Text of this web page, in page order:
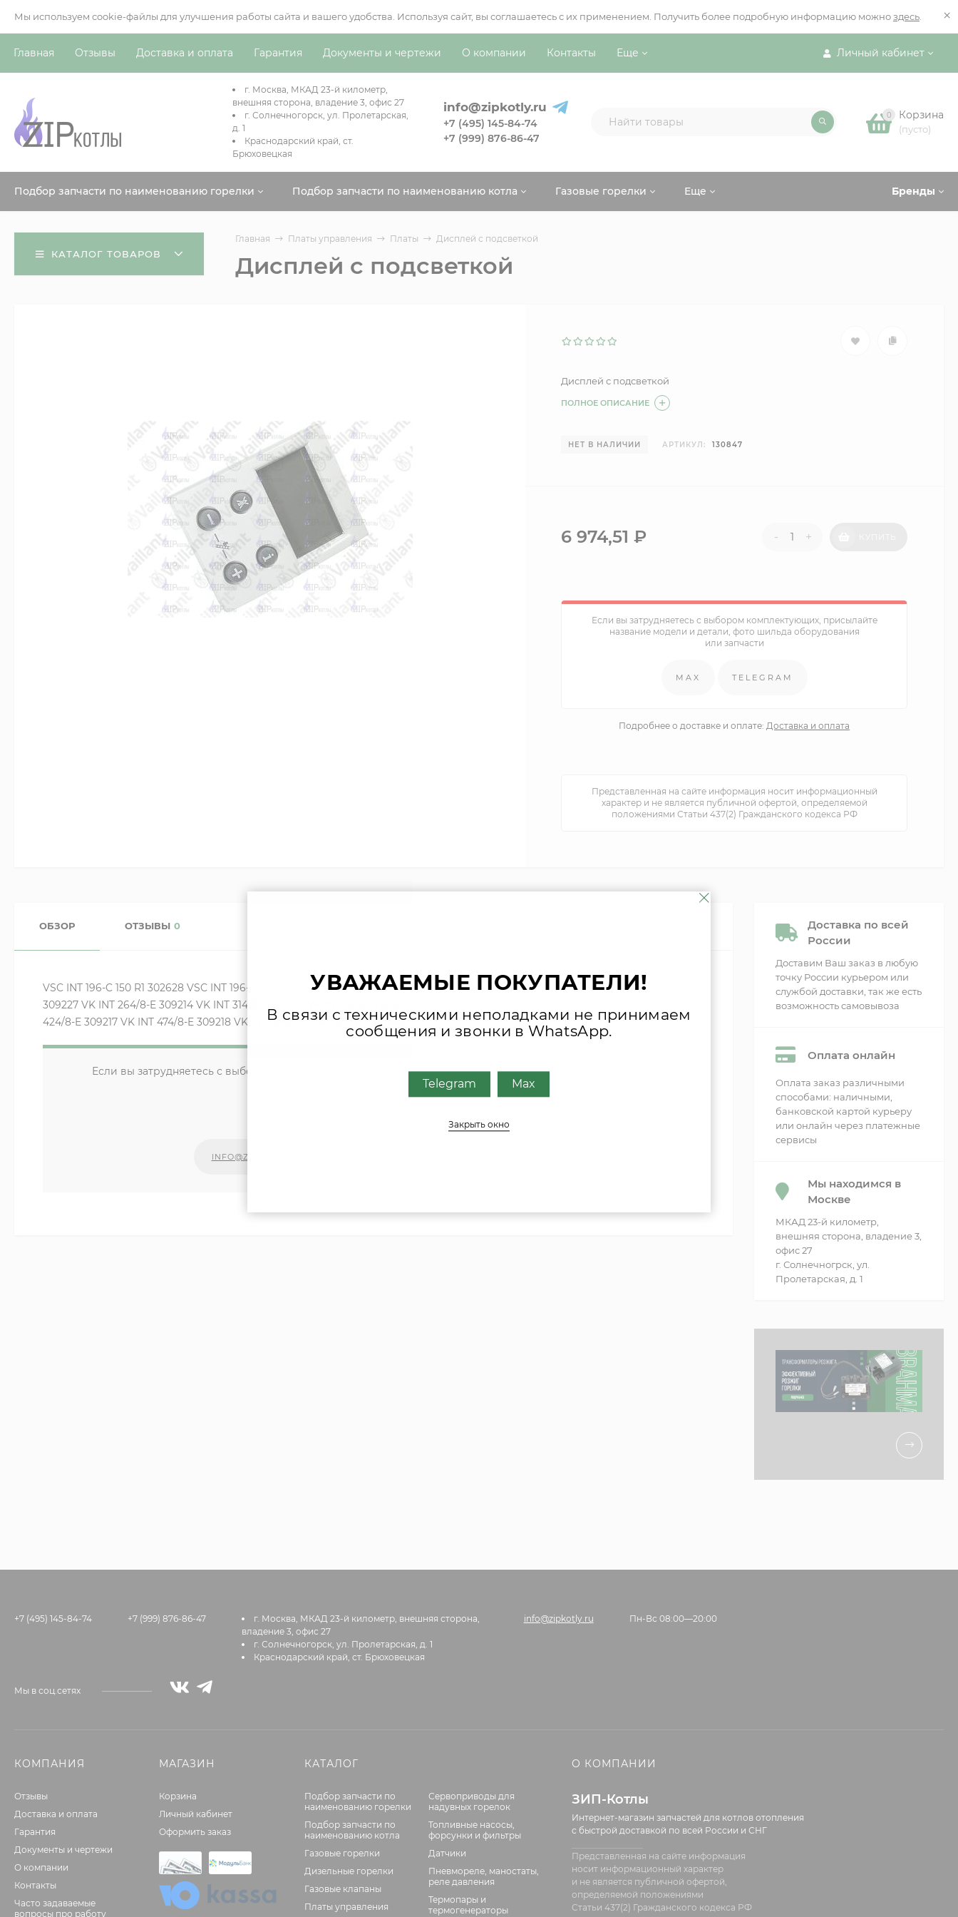
Мы используем cookie-файлы для улучшения работы сайта и вашего удобства. Используя сайт, вы соглашаетесь с их применением. Получить более подробную информацию можно здесь ×
Личный кабинет
Главная Отзывы Доставка и оплата Гарантия Документы и чертежи О компании Контакты Еще
г. Москва, МКАД 23-й километр,
внешняя сторона, владение 3, офис 27
г. Солнечногорск, ул. Пролетарская,
д. 1
Краснодарский край, ст.
Брюховецкая
info@zipkotly.ru
+7 (495) 145-84-74
+7 (999) 876-86-47
0 Корзина
(пусто)
Бренды
Подбор запчасти по наименованию горелки Подбор запчасти по наименованию котла Газовые горелки Еще
КАТАЛОГ ТОВАРОВ
Главная Платы управления Платы Дисплей с подсветкой
Дисплей с подсветкой
Дисплей с подсветкой
ПОЛНОЕ ОПИСАНИЕ
НЕТ В НАЛИЧИИ АРТИКУЛ: 130847
6 974,51₽ - +
Если вы затрудняетесь с выбором комплектующих, присылайте
название модели и детали, фото шильда оборудования
или запчасти
MAX TELEGRAM
Подробнее о доставке и оплате: Доставка и оплата
Представленная на сайте информация носит информационный
характер и не является публичной офертой, определяемой
положениями Статьи 437(2) Гражданского кодекса РФ
ОБЗОР ОТЗЫВЫ 0
VSC INT 196-C 150 R1 302628 VSC INT 196-C 150 R3 VK INT 164/1-5 309226 VK INT 164/8-E 309212 VK INT 214/8-E 309213 VK INT 254/1-5
309227 VK INT 264/8-E 309214 VK INT 314/8-E 309215 VK INT 324/1-5 309228 VK INT 364/8-E 309216 VK INT 414/1-5 309229 VK INT
424/8-E 309217 VK INT 474/8-E 309218 VK INT 484/1-5 309230 VK INT 564/1-5 309231
Если вы затрудняетесь с выбором комплектующих, присылайте фото шильда оборудования или запчасти
удобным для Вас способом
INFO@ZIPKOTLY.RU
Доставка по всей
России
Доставим Ваш заказ в любую
точку России курьером или
службой доставки, так же есть
возможность самовывоза
Оплата онлайн
Оплата заказ различными
способами: наличными,
банковской картой курьеру
или онлайн через платежные
сервисы
Мы находимся в
Москве
МКАД 23-й километр,
внешняя сторона, владение 3,
офис 27
г. Солнечногрск, ул.
Пролетарская, д. 1
+7 (495) 145-84-74 +7 (999) 876-86-47
г. Москва, МКАД 23-й километр, внешняя сторона,
владение 3, офис 27
г. Солнечногорск, ул. Пролетарская, д. 1
Краснодарский край, ст. Брюховецкая
info@zipkotly.ru Пн-Вс 08:00—20:00
Мы в соц.сетях
КОМПАНИЯ
Отзывы
Доставка и оплата
Гарантия
Документы и чертежи
О компании
Контакты
Часто задаваемые
вопросы про работу
МАГАЗИН
Корзина
Личный кабинет
Оформить заказ
КАТАЛОГ
Подбор запчасти по
наименованию горелки
Подбор запчасти по
наименованию котла
Газовые горелки
Дизельные горелки
Газовые клапаны
Платы управления
Сервоприводы для
надувных горелок
Топливные насосы,
форсунки и фильтры
Датчики
Пневмореле, маностаты,
реле давления
Термопары и
термогенераторы
О КОМПАНИИ
ЗИП-Котлы
Интернет-магазин запчастей для котлов отопления
с быстрой доставкой по всей России и СНГ
Представленная на сайте информация
носит информационный характер
и не является публичной офертой,
определяемой положениями
Статьи 437(2) Гражданского кодекса РФ
УВАЖАЕМЫЕ ПОКУПАТЕЛИ!
В связи с техническими неполадками не принимаем
сообщения и звонки в WhatsApp.
Telegram Max
Закрыть окно